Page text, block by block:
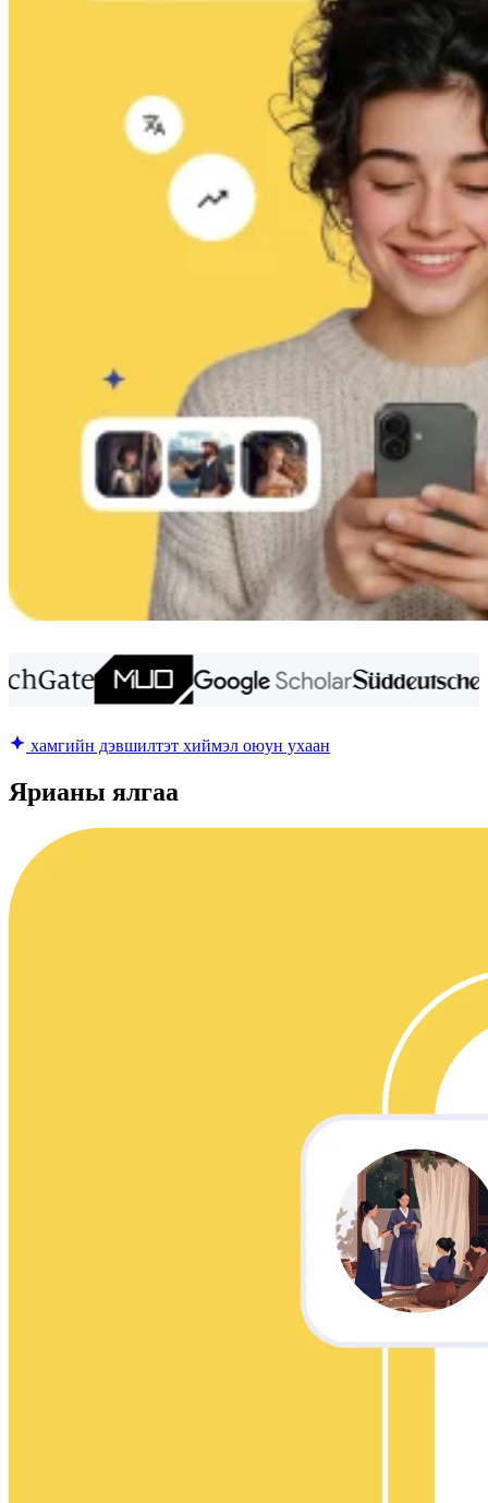
хамгийн дэвшилтэт хиймэл оюун ухаан
Ярианы ялгаа